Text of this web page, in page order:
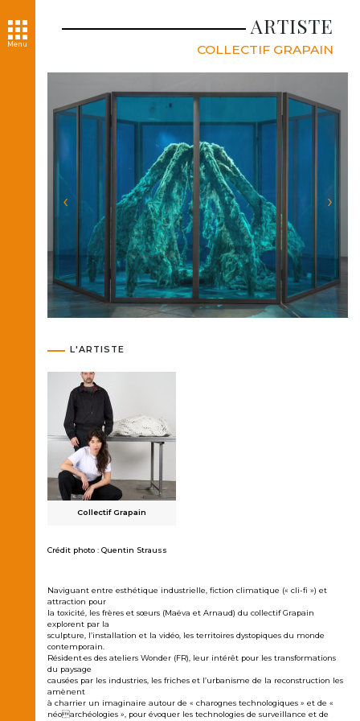
Menu
L'ARTISTE
Collectif Grapain
Crédit photo : Quentin Strauss
Naviguant entre esthétique industrielle, fiction climatique (« cli-fi ») et
attraction pour
la toxicité, les frères et sœurs (Maëva et Arnaud) du collectif Grapain
explorent par la
sculpture, l’installation et la vidéo, les territoires dystopiques du monde
contemporain.
Résident·es des ateliers Wonder (FR), leur intérêt pour les transformations
du paysage
causées par les industries, les friches et l’urbanisme de la reconstruction les
amènent
à charrier un imaginaire autour de « charognes technologiques » et de «
néoarchéologies », pour évoquer les technologies de surveillance et de
ARTISTE
COLLECTIF GRAPAIN
‹ ›